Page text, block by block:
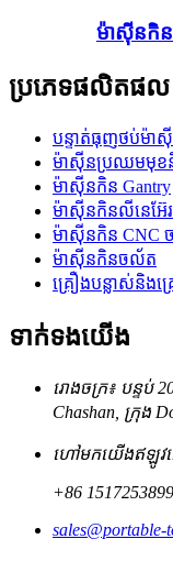
ម៉ាស៊ីនកិ
ប្រភេទផលិតផល
បន្ទាត់ធុញថប់ម៉ា
ម៉ាស៊ីនប្រឈមមុខ
ម៉ាស៊ីនកិន Gantry
ម៉ាស៊ីនកិនលីនេអ៊ែរ
ម៉ាស៊ីនកិន CNC
ម៉ាស៊ីនកិនចល័ត
គ្រឿងបន្លាស់និងគ្
ទាក់ទង​យើង
រោងចក្រ៖ បន្ទប់
Chashan, ក្រុង
ហៅមកយើងឥឡូវន
+86
sales@portable-